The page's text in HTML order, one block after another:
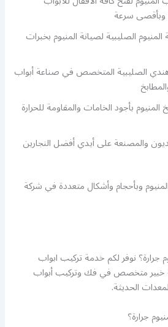
وبأقصى سرعة
الصليبية لصيانة المنيوم بخبرات
الصليبية المتخصص في صناعة أبواب
بأجود الخامات والمقاومة للحرارة
والمصنعة على أيدي أفضل النجارين
وبأحجام وأشكال متعددة في شركة
جرارة؟ نوفر لكم خدمة تركيب ابواب
خبير متخصص في فك وتركيب أبواب
الحديثة.
جرارة؟